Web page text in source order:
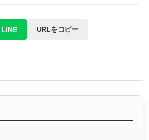
LINE URLをコピー